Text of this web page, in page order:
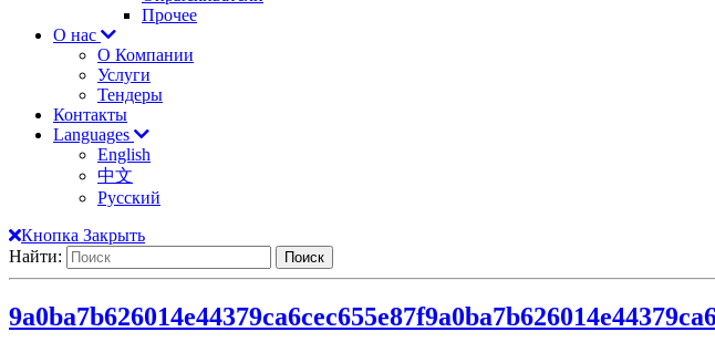
Прочее
О нас
О Компании
Услуги
Тендеры
Контакты
Languages
English
中文
Русский
Кнопка Закрыть
Найти:
9a0ba7b626014e44379ca6cec655e87f